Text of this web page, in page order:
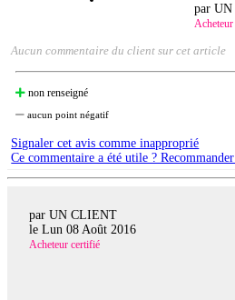
par
Aucun commentaire du client sur cet article
non renseigné
aucun point négatif
Signaler cet avis comme inapproprié
Ce commentaire a été utile ?
par UN CLIENT
le Lun 08 Août 2016
Acheteur certifié